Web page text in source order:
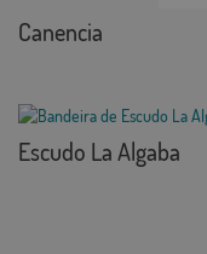
Canencia
Escudo La Algaba